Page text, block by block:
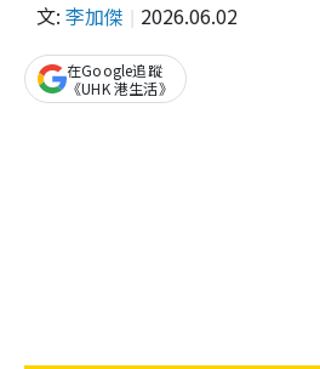
文: 李加傑 2026.06.02
在Google追蹤
《UHK 港生活》